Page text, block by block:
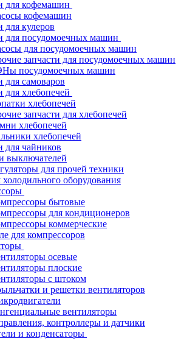
для кофемашин
кофемашин
для кулеров
для посудомоечных машин
для посудомоечных машин
запчасти для посудомоечных машин
посудомоечных машин
для самоваров
для хлебопечей
хлебопечей
запчасти для хлебопечей
хлебопечей
хлебопечей
для чайников
выключателей
для прочей техники
холодильного оборудования
бытовые
для кондиционеров
коммерческие
для компрессоров
осевые
плоские
с штоком
и решетки вентиляторов
вентиляторы
контроллеры и датчики
и конденсаторы